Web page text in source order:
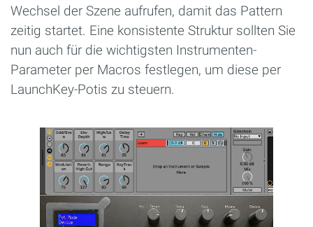
Wechsel der Szene aufrufen, damit das Pattern
zeitig startet. Eine konsistente Struktur sollten Sie
nun auch für die wichtigsten Instrumenten-
Parameter per Macros festlegen, um diese per
LaunchKey-Potis zu steuern.